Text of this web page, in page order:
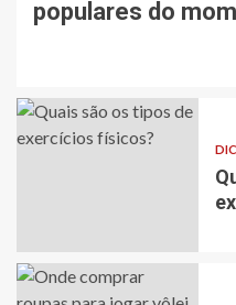
DICAS
populares do